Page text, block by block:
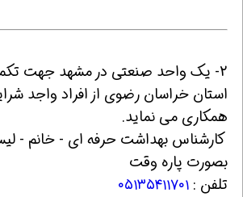
2- یک واحد صنعتی در مشهد جهت
استان خراسان رضوی از افراد واجد
همکاری می نماید.
کارشناس بهداشت حرفه ای - خانم -
بصورت پاره وقت
تلفن : ۰۵۱۳۵۴۱۱۷۰۱